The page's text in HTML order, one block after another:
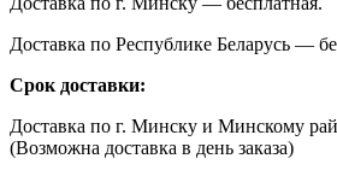
Доставка по Республике Беларусь —
Срок доставки:
Доставка по г. Минску и Минскому
(Возможна доставка в день заказа)